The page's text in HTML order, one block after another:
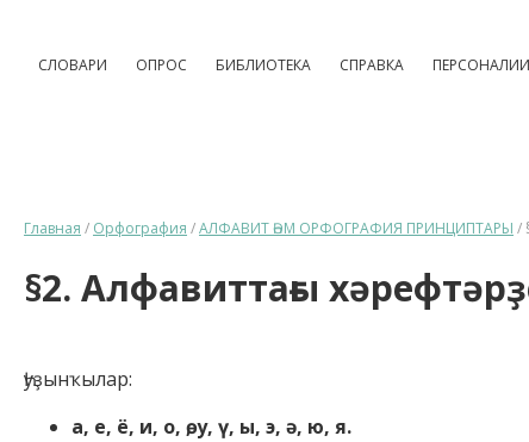
СЛОВАРИ ОПРОС БИБЛИОТЕКА СПРАВКА ПЕРСОНАЛИИ
Главная / Орфография /АЛФАВИТ ҺӘМ ОРФОГРАФИЯ ПРИНЦИПТАРЫ /
§2. Алфавиттағы
Һуҙынҡылар:
а, е, ё, и, о, ө, у, ү, ы, э, ә, ю, я.